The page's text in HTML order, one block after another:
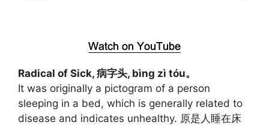
Radical of Sick, 病字头, bìng zì tóu。
It was originally a pictogram of a person
sleeping in a bed, which is generally related to
disease and indicates unhealthy. 原是人睡在床